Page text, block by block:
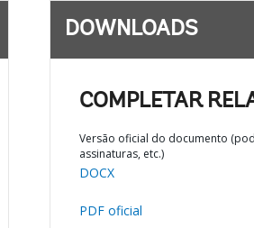
DOWNLOADS
COMPLETAR
Versão oficial do documento
assinaturas, etc.)
DOCX
PDF oficial